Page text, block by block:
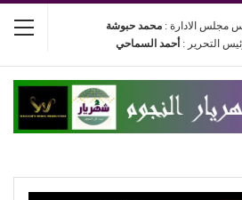
مجلس الادارة : محمد حبوشة
التحرير : أحمد السماحي